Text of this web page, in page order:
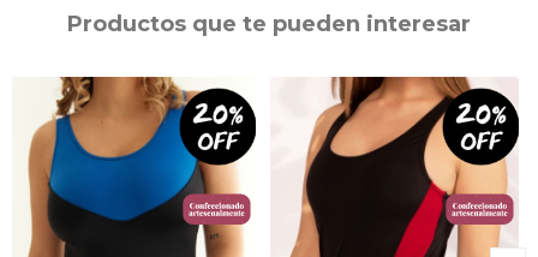
Productos que te pueden interesar